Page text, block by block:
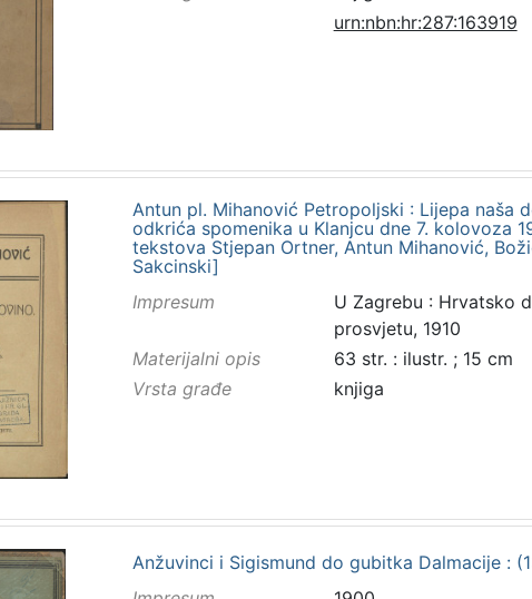
urn:nbn:hr:287:163919
Antun pl. Mihanović Petropoljski : Lijepa naša
odkrića spomenika u Klanjcu dne 7. kolovoza
tekstova Stjepan Ortner, Antun Mihanović,
Sakcinski]
Impresum
U Zagrebu : Hrvatsko
prosvjetu, 1910
Materijalni opis
63 str. : ilustr. ; 15 cm
Vrsta građe
knjiga
Anžuvinci i Sigismund do gubitka Dalmacije :